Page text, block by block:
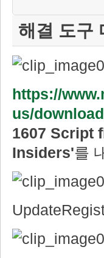
해결 도구
https://
us/
1607 Script
Insiders'를